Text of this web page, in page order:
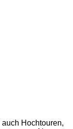
Hochtouren,